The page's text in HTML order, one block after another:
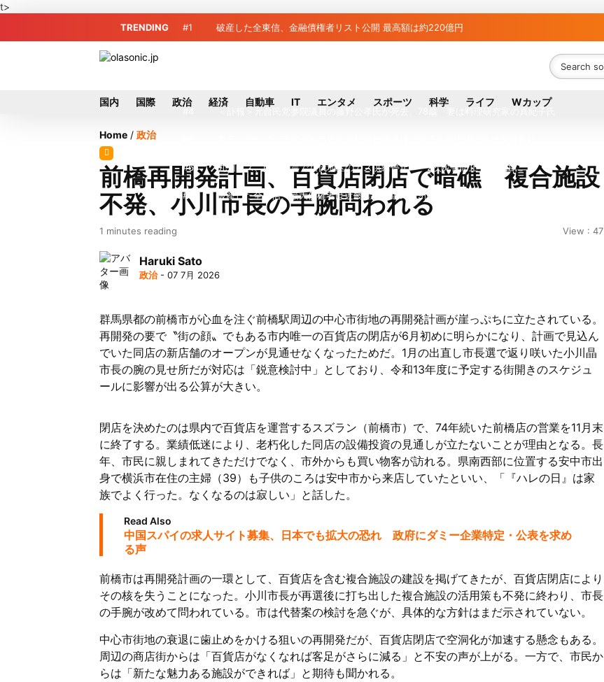
t>
TRENDING #1 破産した全東信、金融債権者リスト公開 最高額は約220億円
破産した全東信、債権者63金融機関リスト判明 銀行が半数、最大は近畿産業信組
#6 九州ガス、熊本地震で八代地区のガス供給停止 「2次災害防止」を理由に
#7 破産した全東信、最大債権者は近畿産業信組の219億円 地銀やノンバンクにも影響拡大
#10
国内 国際 政治 経済 自動車 IT エンタメ スポーツ 科学 ライフ Wカップ
Home / 政治
前橋再開発計画、百貨店閉店で暗礁 複合施設
不発、小川市長の手腕問われる
1 minutes reading View : 47
Haruki Sato
政治- 07 7月 2026
群馬県都の前橋市が心血を注ぐ前橋駅周辺の中心市街地の再開発計画が崖っぷちに立たされている。
再開発の要で〝街の顔〟でもある市内唯一の百貨店の閉店が6月初めに明らかになり、計画で見込ん
でいた同店の新店舗のオープンが見通せなくなったためだ。1月の出直し市長選で返り咲いた小川晶
市長の腕の見せ所だが対応は「鋭意検討中」としており、令和13年度に予定する街開きのスケジュ
ールに影響が出る公算が大きい。
閉店を決めたのは県内で百貨店を運営するスズラン（前橋市）で、74年続いた前橋店の営業を11月末
に終了する。業績低迷により、老朽化した同店の設備投資の見通しが立たないことが理由となる。長
年、市民に親しまれてきただけでなく、市外からも買い物客が訪れる。県南西部に位置する安中市出
身で横浜市在住の主婦（39）も子供のころは安中市から来店していたといい、「『ハレの日』は家
族でよく行った。なくなるのは寂しい」と話した。
Read Also
中国スパイの求人サイト募集、日本でも拡大の恐れ 政府にダミー企業特定・公表を求め
る声
前橋市は再開発計画の一環として、百貨店を含む複合施設の建設を掲げてきたが、百貨店閉店により
その核を失うことになった。小川市長が再選後に打ち出した複合施設の活用策も不発に終わり、市長
の手腕が改めて問われている。市は代替案の検討を急ぐが、具体的な方針はまだ示されていない。
中心市街地の衰退に歯止めをかける狙いの再開発だが、百貨店閉店で空洞化が加速する懸念もある。
周辺の商店街からは「百貨店がなくなれば客足がさらに減る」と不安の声が上がる。一方で、市民か
らは「新たな魅力ある施設ができれば」と期待も聞かれる。